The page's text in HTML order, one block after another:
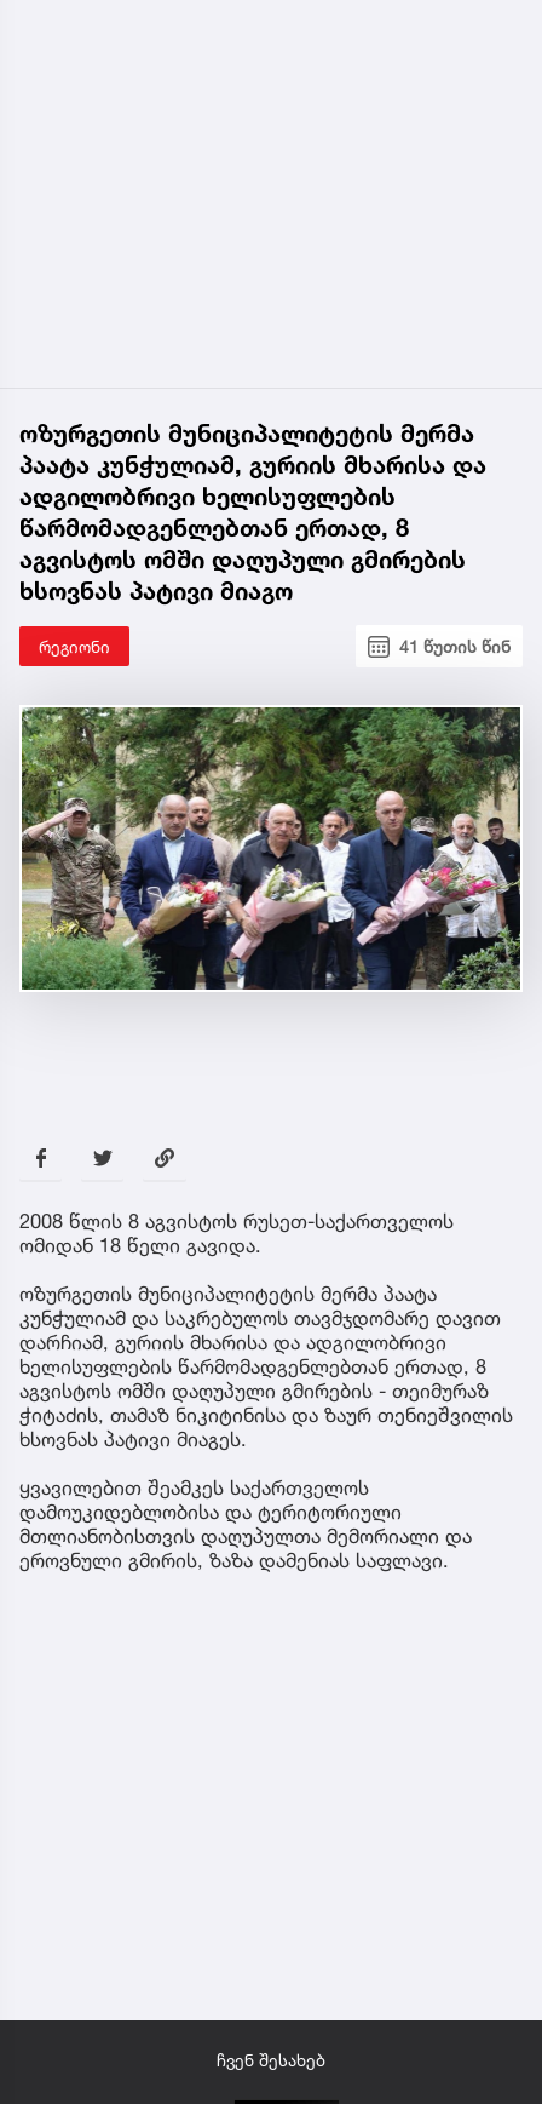
ოზურგეთის მუნიციპალიტეტის მერმა
პაატა კუნჭულიამ, გურიის მხარისა და
ადგილობრივი ხელისუფლების
წარმომადგენლებთან ერთად, 8
აგვისტოს ომში დაღუპული გმირების
ხსოვნას პატივი მიაგო
რეგიონი 41 წუთის წინ
2008 წლის 8 აგვისტოს რუსეთ-საქართველოს
ომიდან 18 წელი გავიდა.
ოზურგეთის მუნიციპალიტეტის მერმა პაატა
კუნჭულიამ და საკრებულოს თავმჯდომარე დავით
დარჩიამ, გურიის მხარისა და ადგილობრივი
ხელისუფლების წარმომადგენლებთან ერთად, 8
აგვისტოს ომში დაღუპული გმირების - თეიმურაზ
ჭიტაძის, თამაზ ნიკიტინისა და ზაურ თენიეშვილის
ხსოვნას პატივი მიაგეს.
ყვავილებით შეამკეს საქართველოს
დამოუკიდებლობისა და ტერიტორიული
მთლიანობისთვის დაღუპულთა მემორიალი და
ეროვნული გმირის, ზაზა დამენიას საფლავი.
ჩვენ შესახებ